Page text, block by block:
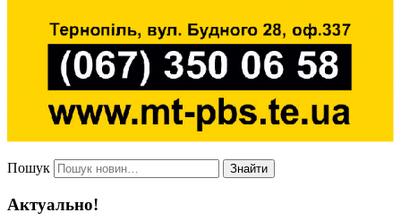
Пошук Знайти
Актуально!